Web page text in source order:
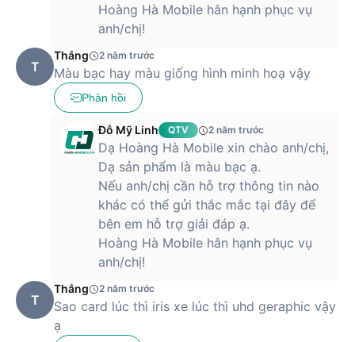
Hoàng Hà Mobile hân hạnh phục vụ
anh/chị!
T
Thắng 2 năm trước
Màu bạc hay màu giống hình minh hoạ vậy
Phản hồi
Đỗ Mỹ Linh QTV 2 năm trước
Dạ Hoàng Hà Mobile xin chào anh/chị,
Dạ sản phẩm là màu bạc ạ.
Nếu anh/chị cần hỗ trợ thông tin nào
khác có thể gửi thắc mắc tại đây để
bên em hỗ trợ giải đáp ạ.
Hoàng Hà Mobile hân hạnh phục vụ
anh/chị!
T
Thắng 2 năm trước
Sao card lúc thì iris xe lúc thì uhd geraphic vậy
ạ